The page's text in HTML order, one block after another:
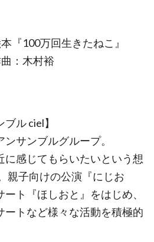
『100万回生きたねこ』
：木村裕
ル ciel】
サンブルグループ。
に感じてもらいたいという想
親子向けの公演『にじお
ト『ほしおと』をはじめ、
ートなど様々な活動を積極的